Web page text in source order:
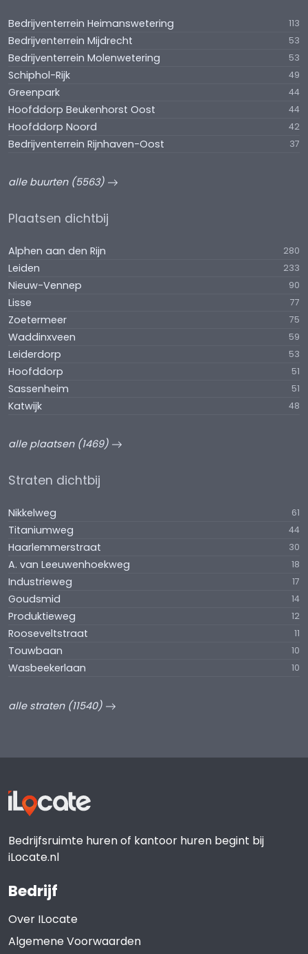
Bedrijventerrein Heimanswetering 113
Bedrijventerrein Mijdrecht 53
Bedrijventerrein Molenwetering 53
Schiphol-Rijk 49
Greenpark 44
Hoofddorp Beukenhorst Oost 44
Hoofddorp Noord 42
Bedrijventerrein Rijnhaven-Oost 37
alle buurten (5563)
Plaatsen dichtbij
Alphen aan den Rijn 280
Leiden 233
Nieuw-Vennep 90
Lisse 77
Zoetermeer 75
Waddinxveen 59
Leiderdorp 53
Hoofddorp 51
Sassenheim 51
Katwijk 48
alle plaatsen (1469)
Straten dichtbij
Nikkelweg 61
Titaniumweg 44
Haarlemmerstraat 30
A. van Leeuwenhoekweg 18
Industrieweg 17
Goudsmid 14
Produktieweg 12
Rooseveltstraat 11
Touwbaan 10
Wasbeekerlaan 10
alle straten (11540)
Bedrijfsruimte huren of kantoor huren begint bij
iLocate.nl
Bedrijf
Over ILocate
Algemene Voorwaarden